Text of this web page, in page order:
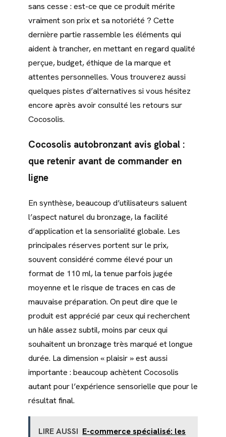
sans cesse : est-ce que ce produit mérite
vraiment son prix et sa notoriété ? Cette
dernière partie rassemble les éléments qui
aident à trancher, en mettant en regard qualité
perçue, budget, éthique de la marque et
attentes personnelles. Vous trouverez aussi
quelques pistes d’alternatives si vous hésitez
encore après avoir consulté les retours sur
Cocosolis.
Cocosolis autobronzant avis global :
que retenir avant de commander en
ligne
En synthèse, beaucoup d’utilisateurs saluent
l’aspect naturel du bronzage, la facilité
d’application et la sensorialité globale. Les
principales réserves portent sur le prix,
souvent considéré comme élevé pour un
format de 110 ml, la tenue parfois jugée
moyenne et le risque de traces en cas de
mauvaise préparation. On peut dire que le
produit est apprécié par ceux qui recherchent
un hâle assez subtil, moins par ceux qui
souhaitent un bronzage très marqué et longue
durée. La dimension « plaisir » est aussi
importante : beaucoup achètent Cocosolis
autant pour l’expérience sensorielle que pour le
résultat final.
LIRE AUSSI E-commerce spécialisé: les